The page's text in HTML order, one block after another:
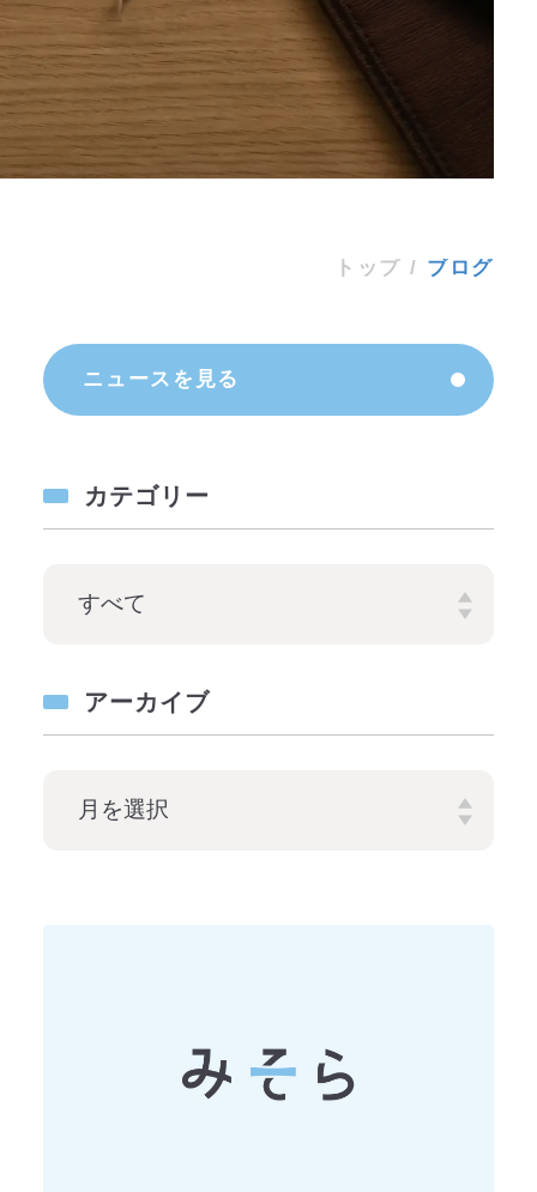
トップ / ブログ
ニュースを見る
カテゴリー
アーカイブ